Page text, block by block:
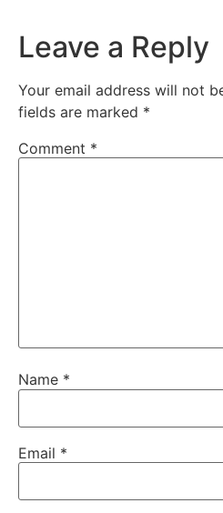
Leave a Reply
Your email address will not
fields are marked *
Comment *
Name *
Email *